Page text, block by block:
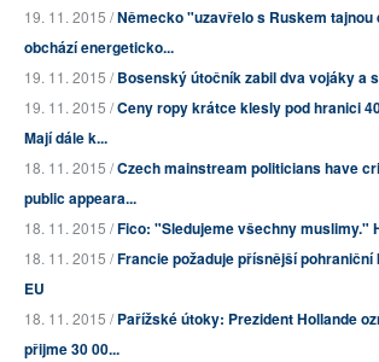
19. 11. 2015 /Německo "uzavřelo s Ruskem tajnou
obchází energeticko...
19. 11. 2015 /Bosenský útočník zabil dva vojáky a
19. 11. 2015 /Ceny ropy krátce klesly pod hranici
Mají dále k...
18. 11. 2015 /Czech mainstream politicians have
public appeara...
18. 11. 2015 /Fico: "Sledujeme všechny muslimy."
18. 11. 2015 /Francie požaduje přísnější
EU
18. 11. 2015 /Pařížské útoky: Prezident Hollande
přijme 30 00...